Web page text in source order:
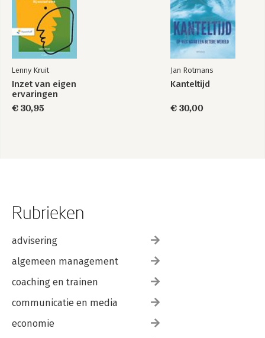
Lenny Kruit
Inzet van eigen
ervaringen
€ 30,95
Jan Rotmans
Kanteltijd
€ 30,00
Rubrieken
advisering
algemeen management
coaching en trainen
communicatie en media
economie